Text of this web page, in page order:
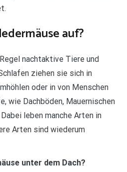
auf?
nachtaktive Tiere und
ziehen sie sich in
oder in von Menschen
wie Dachböden, Mauernischen
leben manche Arten in
Arten sind wiederum
unter dem Dach?